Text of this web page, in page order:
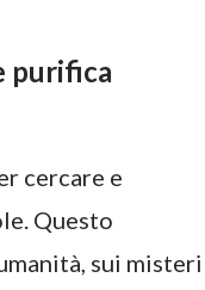
purifica
cercare e
Questo
sui misteri